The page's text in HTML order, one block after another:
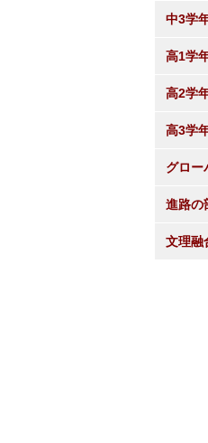
中3学
高1学
高2学
高3学
グロー
進路の
文理融